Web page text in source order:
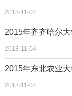
2018-11-04
2015年齐齐哈尔
2018-11-04
2015年东北农业
2018-11-04